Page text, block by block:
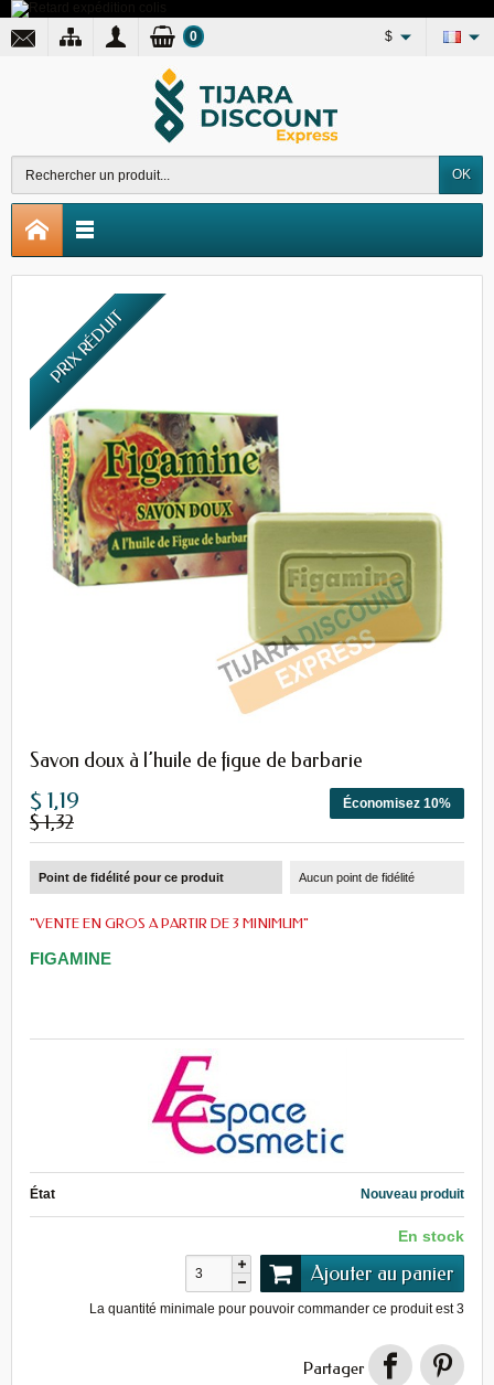
$
OK
0
PRIX RÉDUIT
Savon doux à l’huile de figue de barbarie
Économisez 10%
$ 1,19
$ 1,32
Point de fidélité pour ce produit Aucun point de fidélité
"VENTE EN GROS A PARTIR DE 3 MINIMUM"
FIGAMINE
État Nouveau produit
En stock
Ajouter au panier
La quantité minimale pour pouvoir commander ce produit est3
Partager